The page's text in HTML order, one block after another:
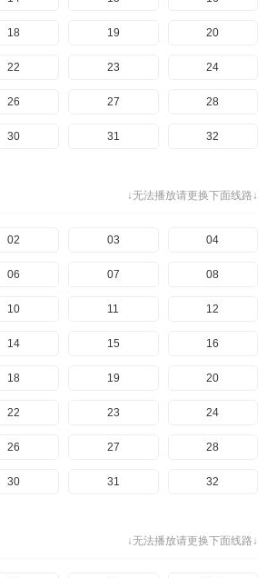
18 19 20
22 23 24
26 27 28
30 31 32
↓无法播放请更换下面线路↓
02 03 04
06 07 08
10 11 12
14 15 16
18 19 20
22 23 24
26 27 28
30 31 32
↓无法播放请更换下面线路↓